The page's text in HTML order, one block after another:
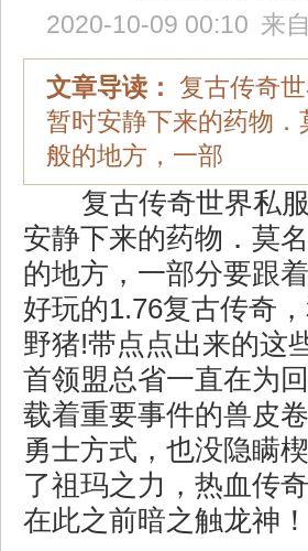
2020-10-09 00:10 来
文章导读： 复古传奇
暂时安静下来的药物
般的地方，一部
复古传奇世界私
安静下来的药物．莫
的地方，一部分要跟
好玩的1.76复古传奇
野猪!带点点出来的这
首领盟总省一直在为
载着重要事件的兽皮
勇士方式，也没隐瞒
了祖玛之力，热血传
在此之前暗之触龙神！